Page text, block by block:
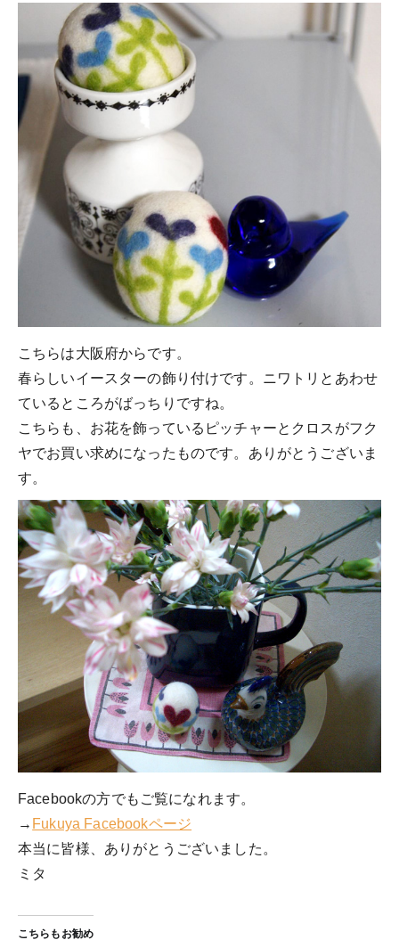
こちらは大阪府からです。
春らしいイースターの飾り付けです。ニワトリとあわせ
ているところがばっちりですね。
こちらも、お花を飾っているピッチャーとクロスがフク
ヤでお買い求めになったものです。ありがとうございま
す。
Facebookの方でもご覧になれます。
→ Fukuya Facebookページ
本当に皆様、ありがとうございました。
ミタ
こちらもお勧め